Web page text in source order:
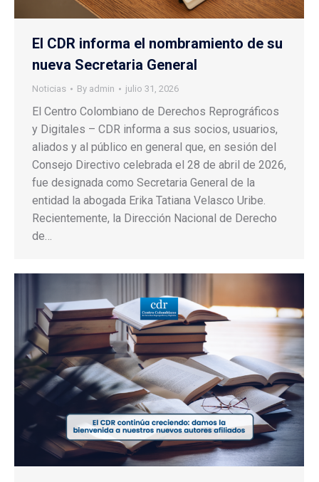
El CDR informa el nombramiento de su
nueva Secretaria General
Noticias By admin julio 31, 2026
El Centro Colombiano de Derechos Reprográficos
y Digitales – CDR informa a sus socios, usuarios,
aliados y al público en general que, en sesión del
Consejo Directivo celebrada el 28 de abril de 2026,
fue designada como Secretaria General de la
entidad la abogada Erika Tatiana Velasco Uribe.
Recientemente, la Dirección Nacional de Derecho
de…